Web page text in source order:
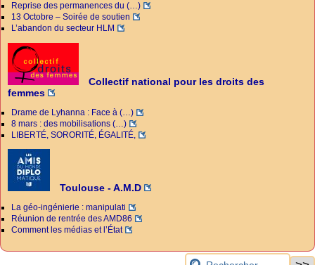
Reprise des permanences du (…)
13 Octobre – Soirée de soutien
L’abandon du secteur HLM
Collectif national pour les droits des
femmes
Drame de Lyhanna : Face à (…)
8 mars : des mobilisations (…)
LIBERTÉ, SORORITÉ, ÉGALITÉ,
Toulouse - A.M.D
La géo-ingénierie : manipulati
Réunion de rentrée des AMD86
Comment les médias et l’État